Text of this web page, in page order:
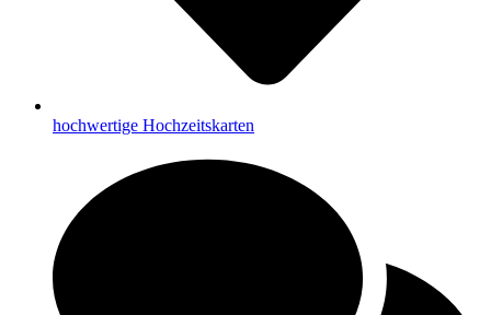
hochwertige Hochzeitskarten